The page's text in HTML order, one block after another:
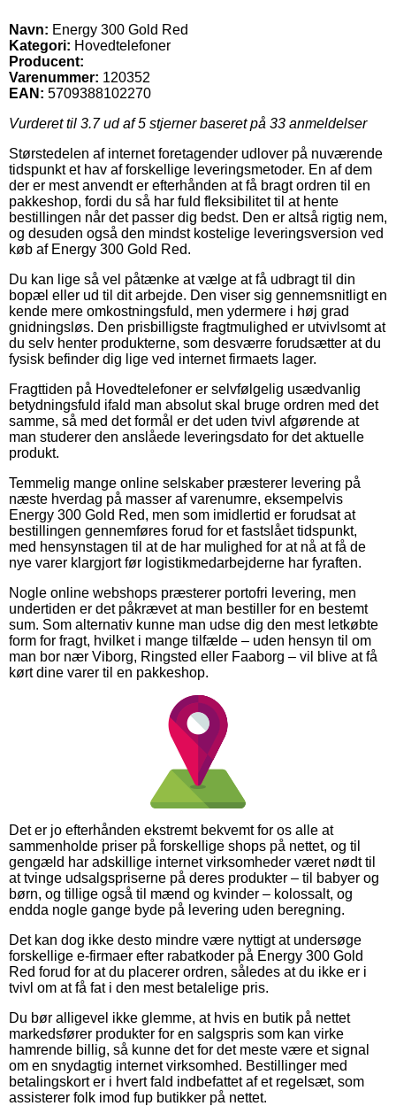
Navn: Energy 300 Gold Red
Kategori: Hovedtelefoner
Producent:
Varenummer: 120352
EAN: 5709388102270
Vurderet til 3.7ud af 5 stjerner baseret på 33 anmeldelser
Størstedelen af internet foretagender udlover på nuværende
tidspunkt et hav af forskellige leveringsmetoder. En af dem
der er mest anvendt er efterhånden at få bragt ordren til en
pakkeshop, fordi du så har fuld fleksibilitet til at hente
bestillingen når det passer dig bedst. Den er altså rigtig nem,
og desuden også den mindst kostelige leveringsversion ved
køb af Energy 300 Gold Red.
Du kan lige så vel påtænke at vælge at få udbragt til din
bopæl eller ud til dit arbejde. Den viser sig gennemsnitligt en
kende mere omkostningsfuld, men ydermere i høj grad
gnidningsløs. Den prisbilligste fragtmulighed er utvivlsomt at
du selv henter produkterne, som desværre forudsætter at du
fysisk befinder dig lige ved internet firmaets lager.
Fragttiden på Hovedtelefoner er selvfølgelig usædvanlig
betydningsfuld ifald man absolut skal bruge ordren med det
samme, så med det formål er det uden tvivl afgørende at
man studerer den anslåede leveringsdato for det aktuelle
produkt.
Temmelig mange online selskaber præsterer levering på
næste hverdag på masser af varenumre, eksempelvis
Energy 300 Gold Red, men som imidlertid er forudsat at
bestillingen gennemføres forud for et fastslået tidspunkt,
med hensynstagen til at de har mulighed for at nå at få de
nye varer klargjort før logistikmedarbejderne har fyraften.
Nogle online webshops præsterer portofri levering, men
undertiden er det påkrævet at man bestiller for en bestemt
sum. Som alternativ kunne man udse dig den mest letkøbte
form for fragt, hvilket i mange tilfælde – uden hensyn til om
man bor nær Viborg, Ringsted eller Faaborg – vil blive at få
kørt dine varer til en pakkeshop.
Det er jo efterhånden ekstremt bekvemt for os alle at
sammenholde priser på forskellige shops på nettet, og til
gengæld har adskillige internet virksomheder været nødt til
at tvinge udsalgspriserne på deres produkter – til babyer og
børn, og tillige også til mænd og kvinder – kolossalt, og
endda nogle gange byde på levering uden beregning.
Det kan dog ikke desto mindre være nyttigt at undersøge
forskellige e-firmaer efter rabatkoder på Energy 300 Gold
Red forud for at du placerer ordren, således at du ikke er i
tvivl om at få fat i den mest betalelige pris.
Du bør alligevel ikke glemme, at hvis en butik på nettet
markedsfører produkter for en salgspris som kan virke
hamrende billig, så kunne det for det meste være et signal
om en snydagtig internet virksomhed. Bestillinger med
betalingskort er i hvert fald indbefattet af et regelsæt, som
assisterer folk imod fup butikker på nettet.